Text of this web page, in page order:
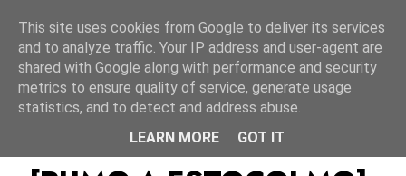
Annica Milán ESC2016 Finlândia
This site uses cookies from Google to deliver its services
and to analyze traffic. Your IP address and user-agent are
shared with Google along with performance and security
metrics to ensure quality of service, generate usage
statistics, and to detect and address abuse.
LEARN MORE
GOT IT